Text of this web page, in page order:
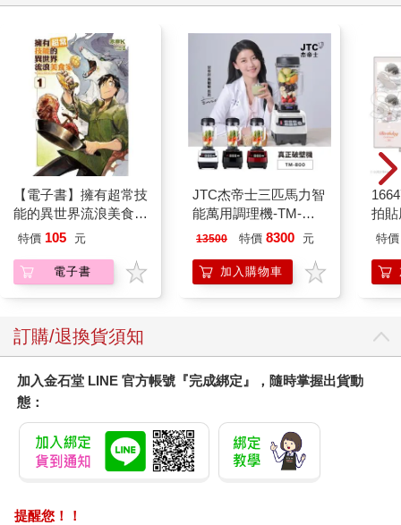
【電子書】擁有超常技
能的異世界流浪美食家
(1)
特價 105 元
電子書
JTC杰帝士三匹馬力智
能萬用調理機-TM-
800-黑-公司貨(真正破
13500 特價 8300 元
加入購物車
拍
特價
訂購/退換貨須知
加入金石堂 LINE 官方帳號『完成綁定』，隨時掌握出貨動
態：
提醒您！！